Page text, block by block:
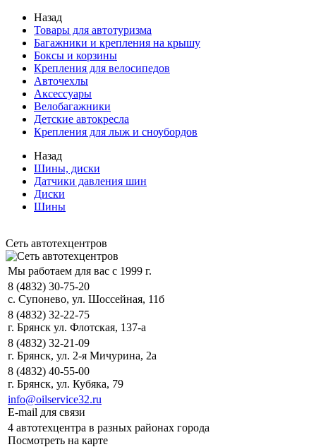
Назад
Товары для автотуризма
Багажники и крепления на крышу
Боксы и корзины
Крепления для велосипедов
Авточехлы
Аксессуары
Велобагажники
Детские автокресла
Крепления для лыж и сноубордов
Назад
Шины, диски
Датчики давления шин
Диски
Шины
Сеть автотехцентров
Мы работаем для вас с 1999 г.
8 (4832) 30-75-20
с. Супонево, ул. Шоссейная, 11б
8 (4832) 32-22-75
г. Брянск ул. Флотская, 137-а
8 (4832) 32-21-09
г. Брянск, ул. 2-я Мичурина, 2а
8 (4832) 40-55-00
г. Брянск, ул. Кубяка, 79
info@oilservice32.ru
E-mail для связи
4 автотехцентра в разных районах города
Посмотреть на карте